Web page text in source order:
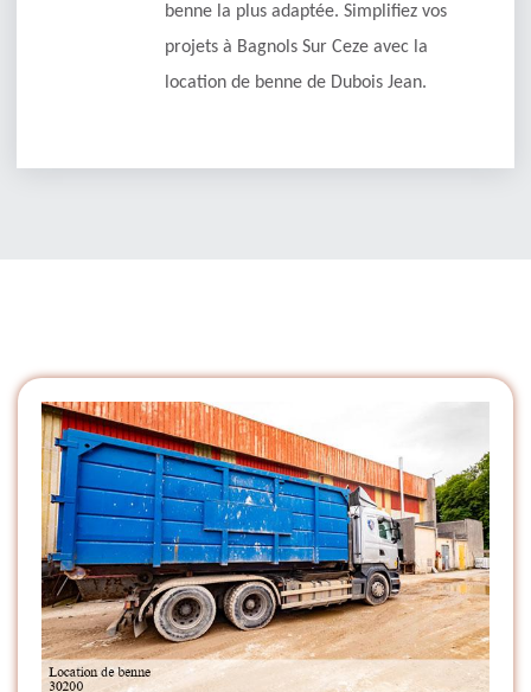
benne la plus adaptée. Simplifiez vos
projets à Bagnols Sur Ceze avec la
location de benne de Dubois Jean.